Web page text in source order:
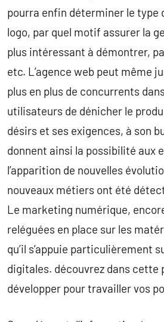
pourra enfin déterminer le type
logo, par quel motif assurer la
plus intéressant à démontrer,
etc. L’agence web peut même
plus en plus de concurrents
utilisateurs de dénicher le
désirs et ses exigences, à son
donnent ainsi la possibilité aux
l’apparition de nouvelles
nouveaux métiers ont été
Le marketing numérique,
reléguées en place sur les
qu’il s’appuie particulièrement
digitales. découvrez dans cette
développer pour travailler vos